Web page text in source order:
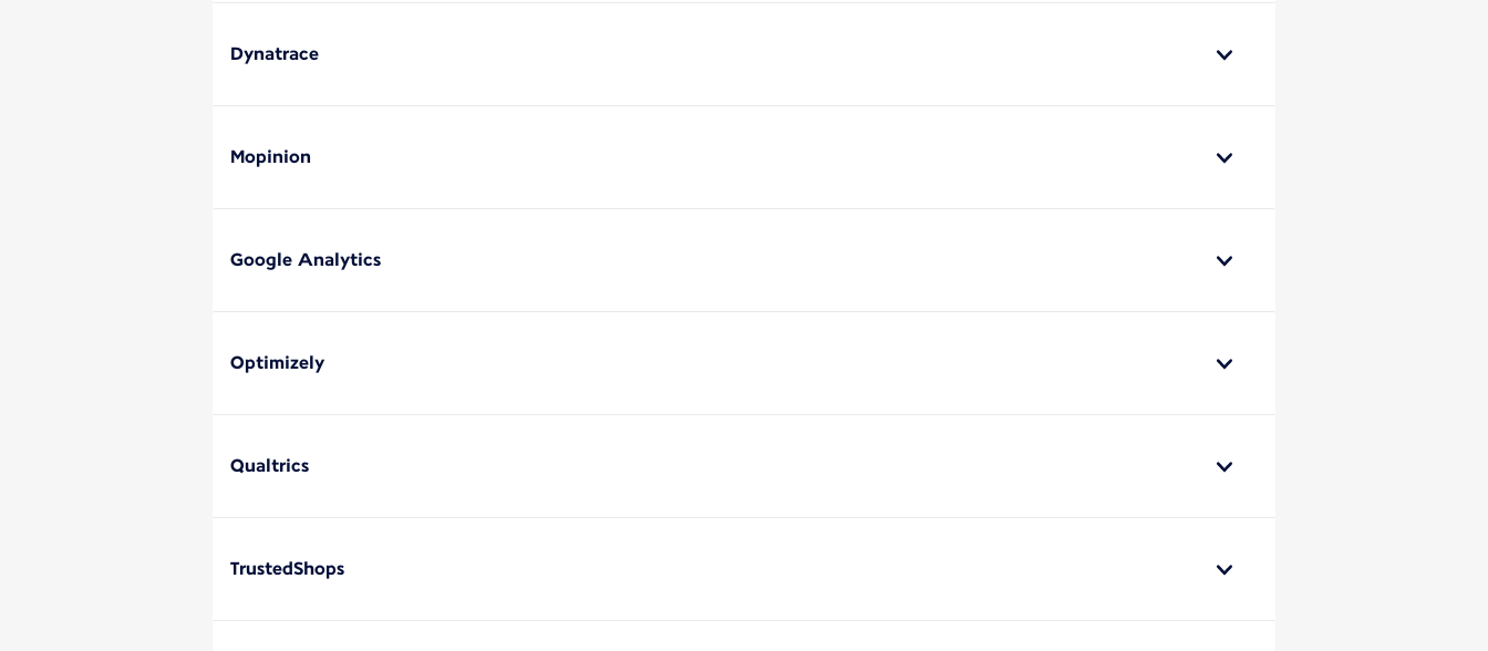
Dynatrace
Mopinion
Google Analytics
Optimizely
Qualtrics
TrustedShops